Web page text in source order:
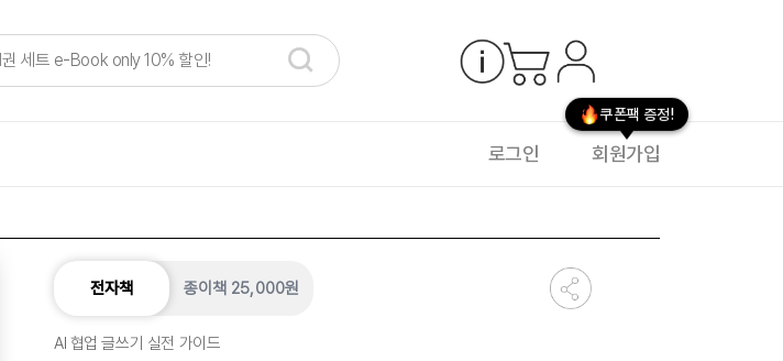
로그인 회원가입
쿠폰팩 증정!
전자책 종이책 25,000원
AI 협업 글쓰기 실전 가이드